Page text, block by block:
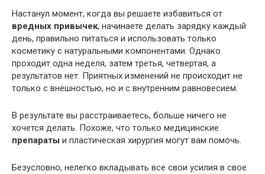
Настанул момент, когда вы решаете избавиться от
вредных привычек, начинаете делать зарядку каждый
день, правильно питаться и использовать только
косметику с натуральными компонентами. Однако
проходит одна неделя, затем третья, четвертая, а
результатов нет. Приятных изменений не происходит не
только с внешностью, но и с внутренним равновесием.
В результате вы расстраиваетесь, больше ничего не
хочется делать. Похоже, что только медицинские
препараты и пластическая хирургия могут вам помочь.
Безусловно, нелегко вкладывать все свои усилия в свое